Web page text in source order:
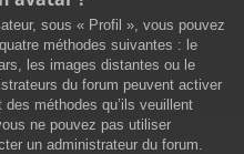
sous « Profil », vous pouvez
méthodes suivantes : le
les images distantes ou le
du forum peuvent activer
méthodes qu’ils veuillent
ne pouvez pas utiliser
un administrateur du forum.